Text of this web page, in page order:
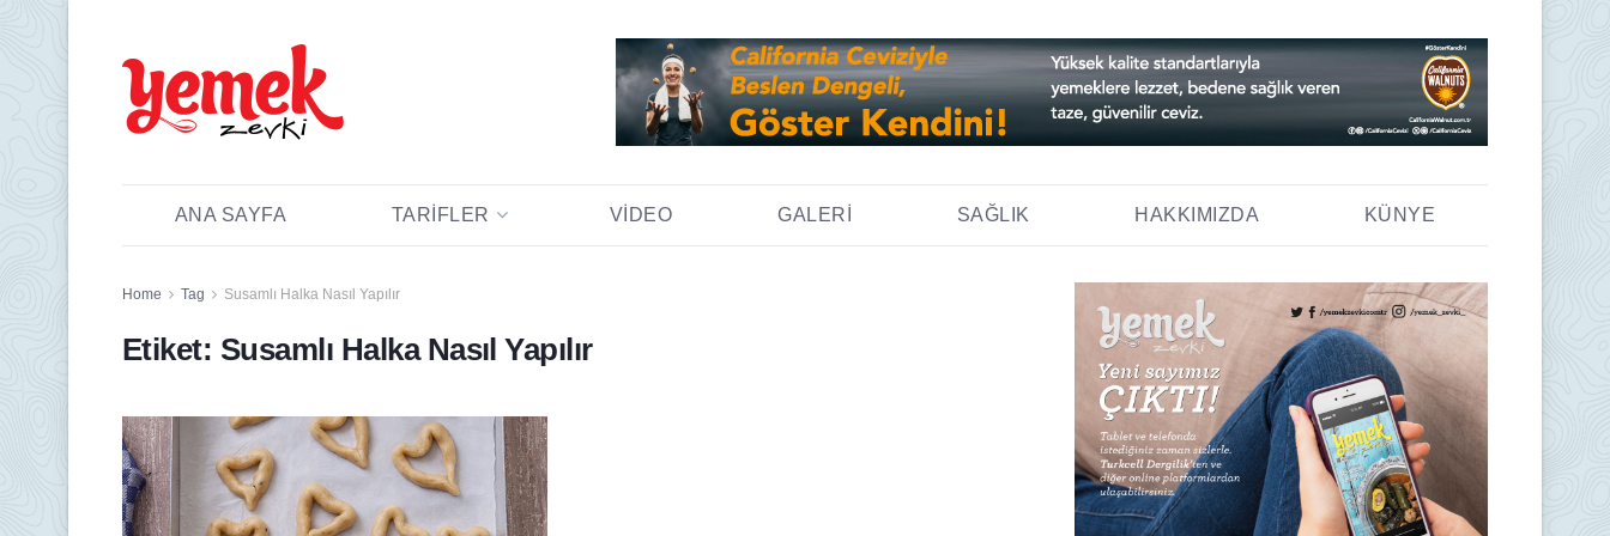
ANA SAYFA TARIFLER VIDEO GALERI SAĞLIK HAKKIMIZDA KÜNYE
Home Tag Susamlı Halka Nasıl Yapılır
Etiket: Susamlı Halka Nasıl Yapılır